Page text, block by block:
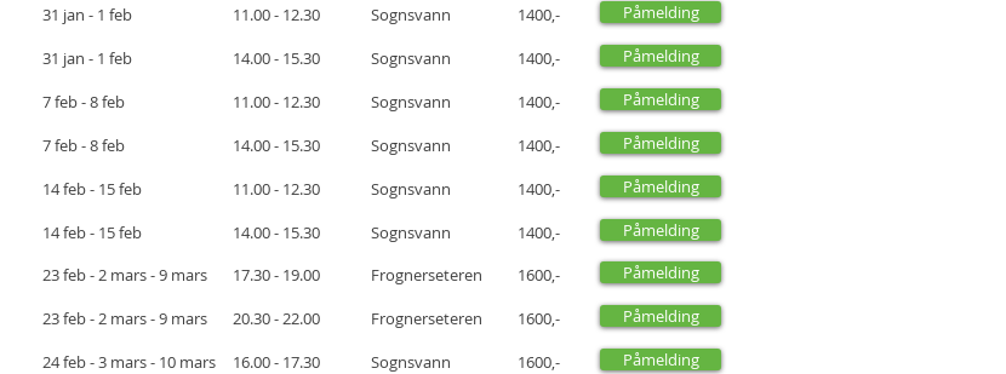
Påmelding
Påmelding
Påmelding
11.00 - 12.30
14.00 - 15.30
11.00 - 12.30
14.00 - 15.30
11.00 - 12.30
14.00 - 15.30
Sognsvann
Sognsvann
Sognsvann
Sognsvann
Sognsvann
Sognsvann
1400,-
1400,-
1400,-
1400,-
1400,-
1400,-
Påmelding
Påmelding
Påmelding
31 jan - 1 feb
31 jan - 1 feb
7 feb - 8 feb
7 feb - 8 feb
14 feb - 15 feb
14 feb - 15 feb
Påmelding
17.30 - 19.00
20.30 - 22.00
16.00 - 17.30
Frognerseteren
Frognerseteren
Sognsvann
1600,-
1600,-
1600,-
Påmelding
Påmelding
23 feb - 2 mars - 9 mars
23 feb - 2 mars - 9 mars
24 feb - 3 mars - 10 mars